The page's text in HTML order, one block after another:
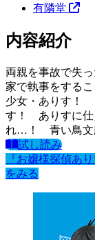
有隣堂
内容紹介
両親を事故で失
家で執事をする
少女・ありす！
す！ ありすに仕
れ…！ 青い鳥文
試し読み
『お嬢様探偵あ
をみる